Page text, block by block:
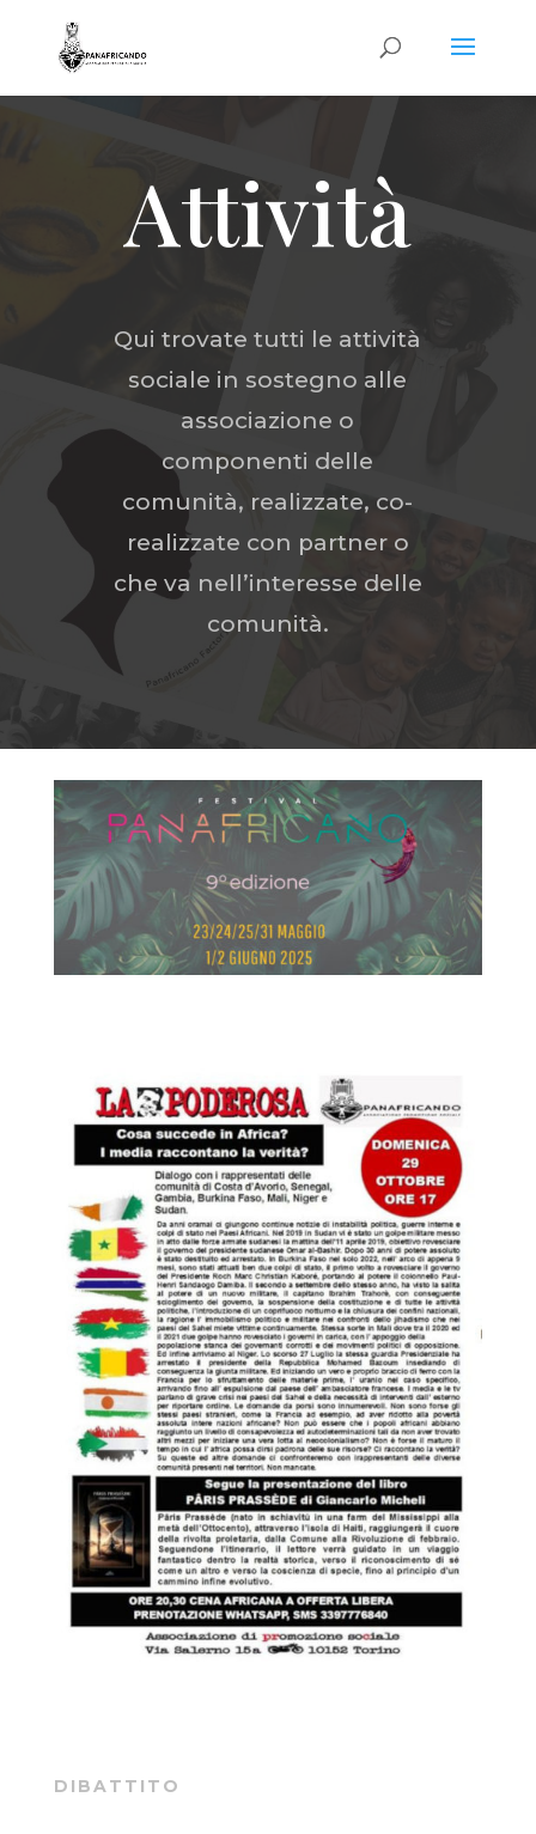
Attività
Qui trovate tutti le attività
sociale in sostegno alle
associazione o
componenti delle
comunità, realizzate, co-
realizzate con partner o
che va nell’interesse delle
comunità.
DIBATTITO